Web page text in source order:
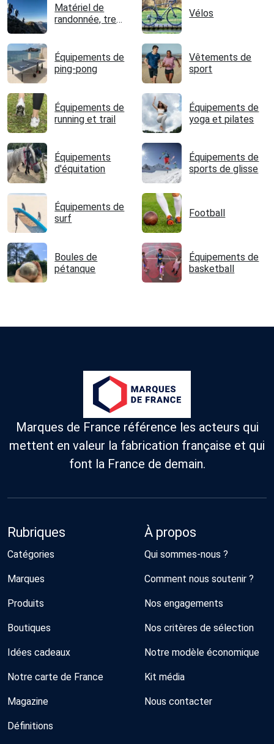
Matériel de
randonnée, trek
Vélos
Équipements de
ping-pong
Vêtements de
sport
Équipements de
running et trail
Équipements de
yoga et pilates
Équipements
d'équitation
Équipements de
sports de glisse
Équipements de
surf
Football
Boules de
pétanque
Équipements de
basketball
Marques de France référence les acteurs qui
mettent en valeur la fabrication française et qui
font la France de demain.
Rubriques
Catégories
Marques
Produits
Boutiques
Idées cadeaux
Notre carte de France
Magazine
Définitions
À propos
Qui sommes-nous ?
Comment nous soutenir ?
Nos engagements
Nos critères de sélection
Notre modèle économique
Kit média
Nous contacter